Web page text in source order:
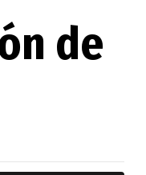
de